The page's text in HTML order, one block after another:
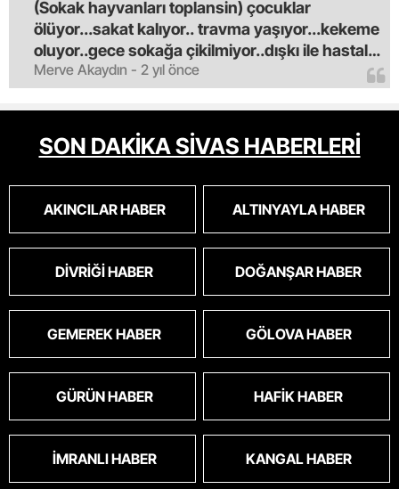
Merve Akaydın - 2 yıl önce
(Sokak hayvanları toplansin) çocuklar
ölüyor...sakat kalıyor.. travma yaşıyor...kekeme
oluyor..gece sokağa çikilmiyor..dışkı ile hastalık
saciyorlar.araba ve taksi olmadan eve
gldemiyoruz.artik bıktık.mama lobisinden para
alan tipler yüzünden bu vahşi hayvanlar
masum algısı yapılıyor.iki gün aç kalsa kendi
cinsini bile öldüren bu kopekler derhal
oldu.korkuyoruz.
SON DAKİKA SİVAS HABERLERİ
AKINCILAR HABER ALTINYAYLA HABER
DIVRIĞI HABER DOĞANŞAR HABER
GEMEREK HABER GÖLOVA HABER
GÜRÜN HABER HAFIK HABER
İMRANLI HABER KANGAL HABER